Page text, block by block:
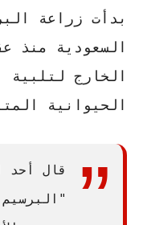
بدأت زراعة
السعودية منذ
الخارج لتلبية
الحيوانية
قال أحد